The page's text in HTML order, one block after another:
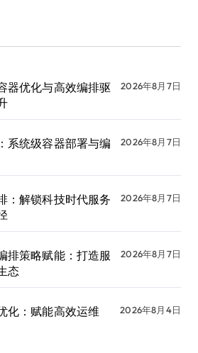
器优化与高效编排驱
2026年8月7日
系统级容器部署与编
2026年8月7日
：解锁科技时代服务
2026年8月7日
排策略赋能：打造服
态
2026年8月7日
化：赋能高效运维 2026年8月4日